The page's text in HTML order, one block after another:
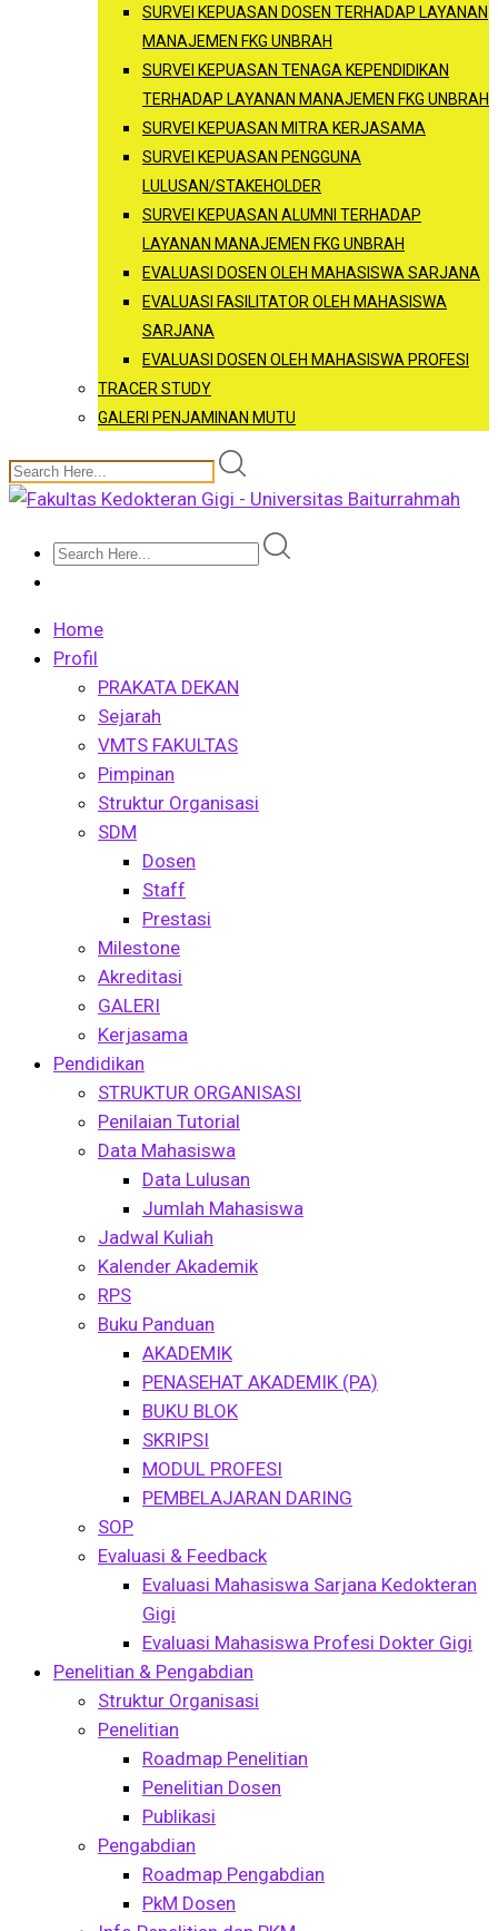
SURVEI KEPUASAN DOSEN TERHADAP LAYANAN
MANAJEMEN FKG UNBRAH
SURVEI KEPUASAN TENAGA KEPENDIDIKAN
TERHADAP LAYANAN MANAJEMEN FKG UNBRAH
SURVEI KEPUASAN MITRA KERJASAMA
SURVEI KEPUASAN PENGGUNA
LULUSAN/STAKEHOLDER
SURVEI KEPUASAN ALUMNI TERHADAP
LAYANAN MANAJEMEN FKG UNBRAH
EVALUASI DOSEN OLEH MAHASISWA SARJANA
EVALUASI FASILITATOR OLEH MAHASISWA
SARJANA
EVALUASI DOSEN OLEH MAHASISWA PROFESI
TRACER STUDY
GALERI PENJAMINAN MUTU
Home
Profil
PRAKATA DEKAN
Sejarah
VMTS FAKULTAS
Pimpinan
Struktur Organisasi
SDM
Dosen
Staff
Prestasi
Milestone
Akreditasi
GALERI
Kerjasama
Pendidikan
STRUKTUR ORGANISASI
Penilaian Tutorial
Data Mahasiswa
Data Lulusan
Jumlah Mahasiswa
Jadwal Kuliah
Kalender Akademik
RPS
Buku Panduan
AKADEMIK
PENASEHAT AKADEMIK (PA)
BUKU BLOK
SKRIPSI
MODUL PROFESI
PEMBELAJARAN DARING
SOP
Evaluasi & Feedback
Evaluasi Mahasiswa Sarjana Kedokteran
Gigi
Evaluasi Mahasiswa Profesi Dokter Gigi
Penelitian & Pengabdian
Struktur Organisasi
Penelitian
Roadmap Penelitian
Penelitian Dosen
Publikasi
Pengabdian
Roadmap Pengabdian
PkM Dosen